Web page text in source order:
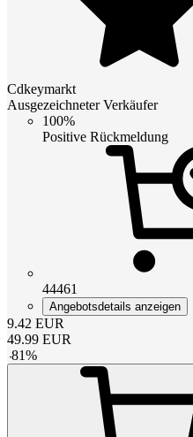
Cdkeymarkt
Ausgezeichneter Verkäufer
100%
Positive Rückmeldung
44461
Angebotsdetails anzeigen
9.42 EUR
49.99 EUR
-81%